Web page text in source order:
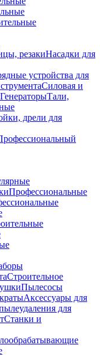
резакиНасадки для
устройства для
Силовая и
ГенераторыТали,
дрели для
Профессиональные
Строительное
Пылесосы
Аксессуары для
для
Станки и